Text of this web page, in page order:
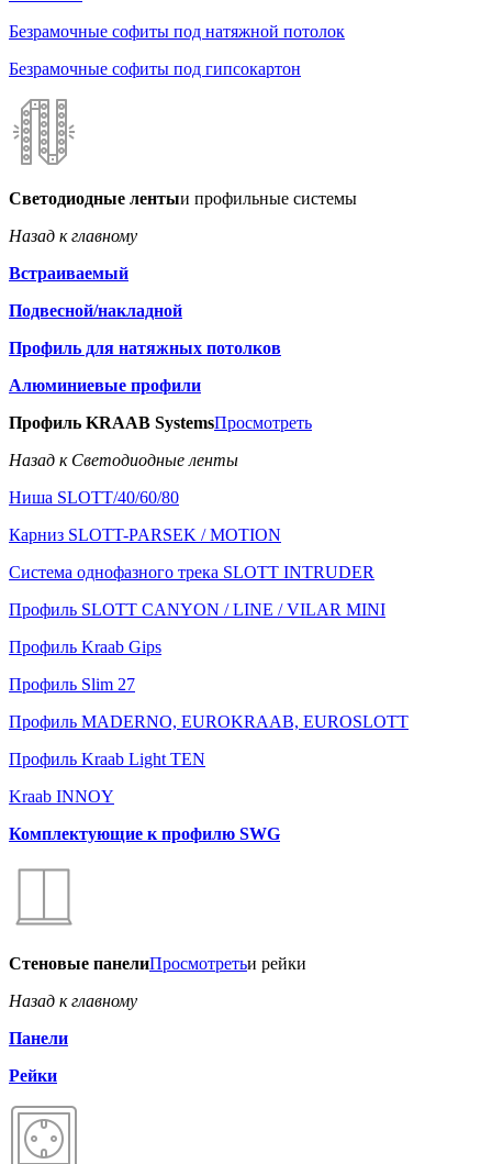
Безрамочные софиты под натяжной потолок
Безрамочные софиты под гипсокартон
Светодиодные лентыи профильные системы
Назад к главному
Встраиваемый
Подвесной/накладной
Профиль для натяжных потолков
Алюминиевые профили
Профиль KRAAB SystemsПросмотреть
Назад к Светодиодные ленты
Ниша SLOTT/40/60/80
Карниз SLOTT-PARSEK / MOTION
Система однофазного трека SLOTT INTRUDER
Профиль SLOTT CANYON / LINE / VILAR MINI
Профиль Kraab Gips
Профиль Slim 27
Профиль MADERNO, EUROKRAAB, EUROSLOTT
Профиль Kraab Light TEN
Kraab INNOY
Комплектующие к профилю SWG
Стеновые панелиПросмотретьи рейки
Назад к главному
Панели
Рейки